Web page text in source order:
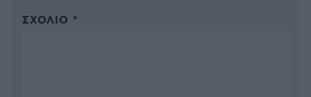
ΣΧΌΛΙΟ *